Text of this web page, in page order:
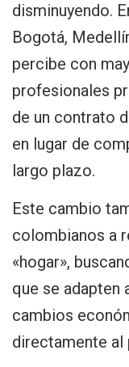
disminuyendo.
Bogotá,
percibe con
profesionales
de un contrato
en lugar de
largo plazo.
Este cambio
colombianos a
«hogar»,
que se adapten
cambios
directamente al